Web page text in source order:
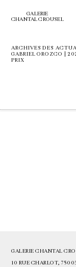
GALERIE
CHANTAL CROUSEL
ARCHIVES DES
GABRIEL OROZCO |
PRIX
GALERIE CHANTAL
10 RUE CHARLOT,